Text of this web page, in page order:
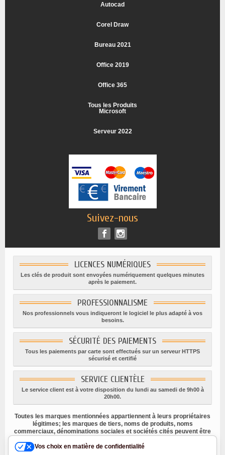
Autocad
Corel Draw
Bureau 2021
Office 2019
Office 365
Tous les Produits
Microsoft
Serveur 2022
Suivez-nous
LICENCES NUMÉRIQUES
Les clés de produit sont envoyées numériquement quelques minutes
après le paiement.
PROFESSIONNALISME
Nos professionnels vous indiqueront le logiciel le plus adapté à vos
besoins.
SÉCURITÉ DES PAIEMENTS
Tous les paiements par carte sont effectués sur un serveur HTTPS
sécurisé et certifié
SERVICE CLIENTÈLE
Le service client est à votre disposition du lundi au samedi de 9h00 à
20h00.
Toutes les marques mentionnées appartiennent à leurs propriétaires
légitimes; les marques de tiers, noms de produits, noms
commerciaux, dénominations sociales et sociétés cités peuvent être
marques déposées d'autres sociétés, et ont été utilisés à des fins
Vos choix en matière de confidentialité